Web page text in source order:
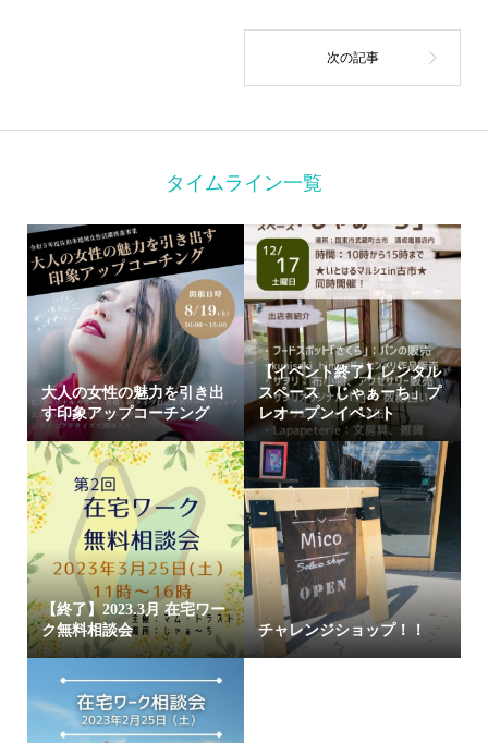
タイムライン一覧
大人の女性の魅力を引き出
す印象アップコーチング
【イベント終了】レンタル
スペース「じゃぁーち」プ
レオープンイベント
【終了】2023.3月 在宅ワー
ク無料相談会
チャレンジショップ！！